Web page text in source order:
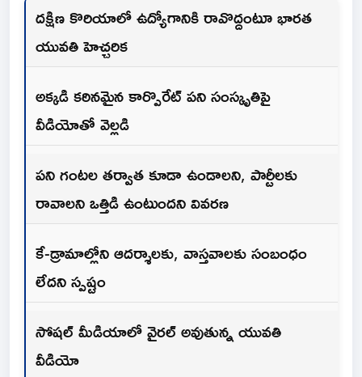
దక్షిణ కొరియాలో ఉద్యోగానికి రావొద్దంటూ భారత
యువతి హెచ్చరిక
అక్కడి కఠినమైన కార్పొరేట్ పని సంస్కృతిపై
వీడియోతో వెల్లడి
పని గంటల తర్వాత కూడా ఉండాలని, పార్టీలకు
రావాలని ఒత్తిడి ఉంటుందని వివరణ
కే-డ్రామాల్లోని ఆదర్శాలకు, వాస్తవాలకు సంబంధం
లేదని స్పష్టం
సోషల్ మీడియాలో వైరల్ అవుతున్న యువతి
వీడియో